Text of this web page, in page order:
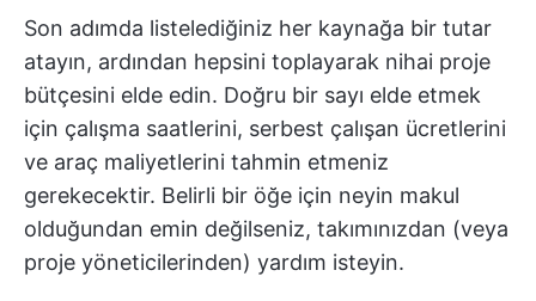
Son adımda listelediğiniz her kaynağa bir tutar
atayın, ardından hepsini toplayarak nihai proje
bütçesini elde edin. Doğru bir sayı elde etmek
için çalışma saatlerini, serbest çalışan ücretlerini
ve araç maliyetlerini tahmin etmeniz
gerekecektir. Belirli bir öğe için neyin makul
olduğundan emin değilseniz, takımınızdan (veya
proje yöneticilerinden) yardım isteyin.